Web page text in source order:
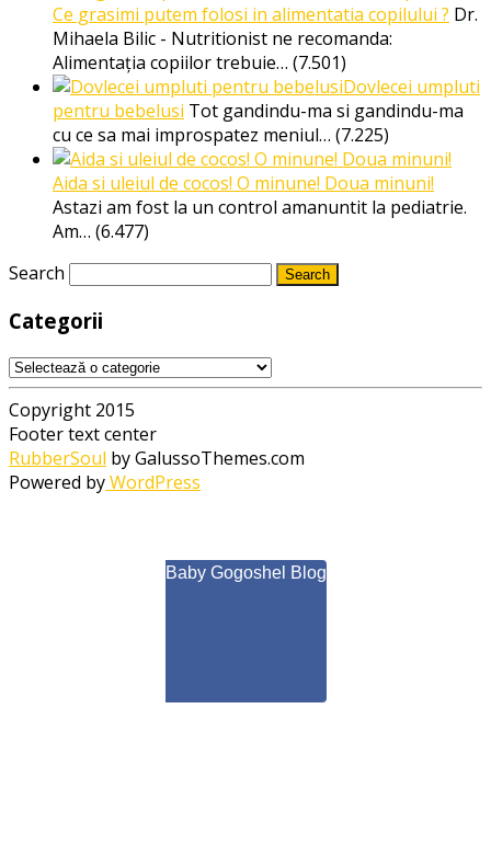
Ce grasimi putem folosi in alimentatia copilului ? Dr.
Mihaela Bilic - Nutritionist ne recomanda:
Alimentația copiilor trebuie… (7.501)
Dovlecei umpluti
pentru bebelusi Tot gandindu-ma si gandindu-ma
cu ce sa mai improspatez meniul… (7.225)
Aida si uleiul de cocos! O minune! Doua minuni!
Astazi am fost la un control amanuntit la pediatrie.
Am… (6.477)
Search
Categorii
Categorii
Copyright 2015
Footer text center
RubberSoul by GalussoThemes.com
Powered byWordPress
Baby Gogoshel Blog